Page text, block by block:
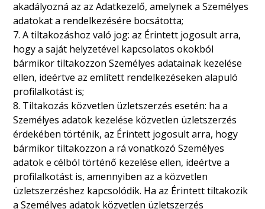
akadályozná az az Adatkezelő, amelynek a Személyes
adatokat a rendelkezésére bocsátotta;
7. A tiltakozáshoz való jog: az Érintett jogosult arra,
hogy a saját helyzetével kapcsolatos okokból
bármikor tiltakozzon Személyes adatainak kezelése
ellen, ideértve az említett rendelkezéseken alapuló
profilalkotást is;
8. Tiltakozás közvetlen üzletszerzés esetén: ha a
Személyes adatok kezelése közvetlen üzletszerzés
érdekében történik, az Érintett jogosult arra, hogy
bármikor tiltakozzon a rá vonatkozó Személyes
adatok e célból történő kezelése ellen, ideértve a
profilalkotást is, amennyiben az a közvetlen
üzletszerzéshez kapcsolódik. Ha az Érintett tiltakozik
a Személyes adatok közvetlen üzletszerzés